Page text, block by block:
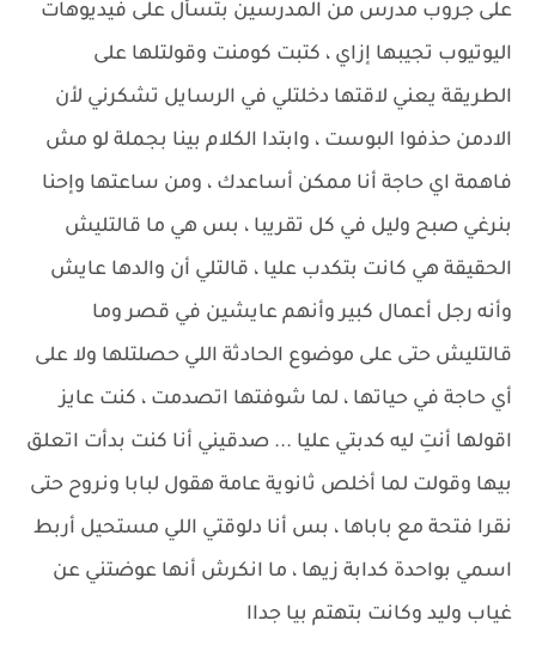
على جروب مدرس من المدرسين بتسأل على فيديوهات
اليوتيوب تجيبها إزاي ، كتبت كومنت وقولتلها على
الطريقة يعني لاقتها دخلتلي في الرسايل تشكرني لأن
الادمن حذفوا البوست ، وابتدا الكلام بينا بجملة لو مش
فاهمة اي حاجة أنا ممكن أساعدك ، ومن ساعتها وإحنا
بنرغي صبح وليل في كل تقريبا ، بس هي ما قالتليش
الحقيقة هي كانت بتكدب عليا ، قالتلي أن والدها عايش
وأنه رجل أعمال كبير وأنهم عايشين في قصر وما
قالتليش حتى على موضوع الحادثة اللي حصلتلها ولا على
أي حاجة في حياتها ، لما شوفتها اتصدمت ، كنت عايز
اقولها أنتِ ليه كدبتي عليا ... صدقيني أنا كنت بدأت اتعلق
بيها وقولت لما أخلص ثانوية عامة هقول لبابا ونروح حتى
نقرا فتحة مع باباها ، بس أنا دلوقتي اللي مستحيل أربط
اسمي بواحدة كدابة زيها ، ما انكرش أنها عوضتني عن
غياب وليد وكانت بتهتم بيا جداا